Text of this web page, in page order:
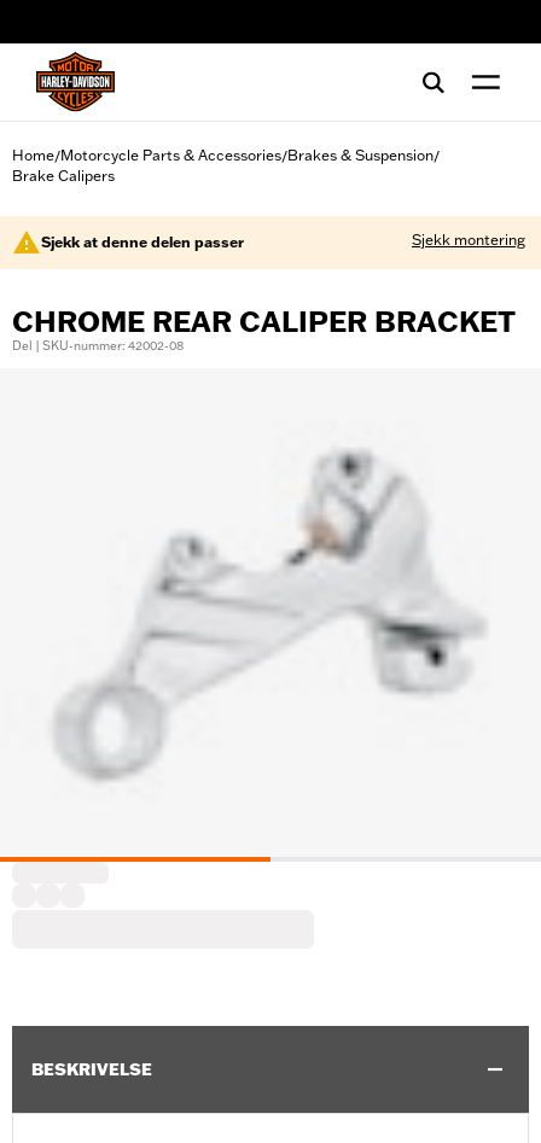
Home/Motorcycle Parts & Accessories/Brakes & Suspension/
Brake Calipers
Sjekk at denne delen passer Sjekk montering
CHROME REAR CALIPER BRACKET
Del | SKU-nummer: 42002-08
BESKRIVELSE